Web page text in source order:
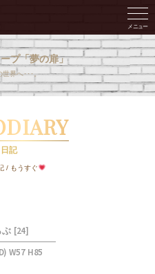
プ「夢の扉」
世界へ･･･。
記
/ もうすぐ
ぶ [24]
W57 H85